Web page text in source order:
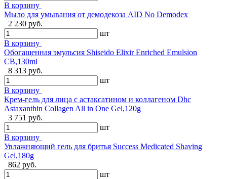
В корзину
Мыло для умывания от демодекоза AID No Demodex
2 230 руб.
шт
В корзину
Обогащенная эмульсия Shiseido Elixir Enriched Emulsion
CB,130ml
8 313 руб.
шт
В корзину
Крем-гель для лица с астаксатином и коллагеном Dhc
Astaxanthin Collagen All in One Gel,120g
3 751 руб.
шт
В корзину
Увлажняющий гель для бритья Success Medicated Shaving
Gel,180g
862 руб.
шт